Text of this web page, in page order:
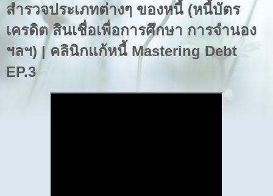
สำรวจประเภทต่างๆ ของหนี้ (หนี้บัตร
เครดิต สินเชื่อเพื่อการศึกษา การจำนอง
ฯลฯ) | คลินิกแก้หนี้ Mastering Debt
EP.3